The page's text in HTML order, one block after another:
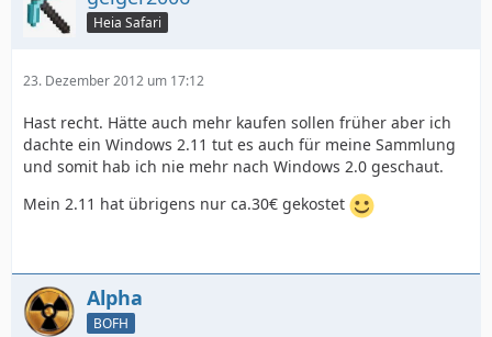
Heia Safari
23. Dezember 2012 um 17:12
Hast recht. Hätte auch mehr kaufen sollen früher aber ich
dachte ein Windows 2.11 tut es auch für meine Sammlung
und somit hab ich nie mehr nach Windows 2.0 geschaut.
Mein 2.11 hat übrigens nur ca.30€ gekostet
Alpha
BOFH